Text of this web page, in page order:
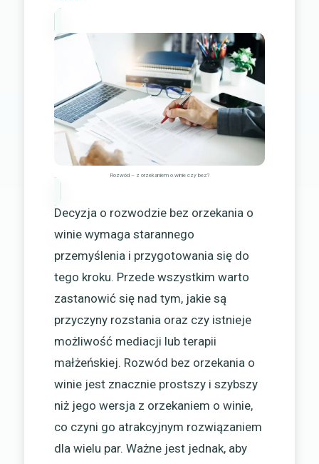
Rozwód – z orzekaniem o winie czy bez?
Decyzja o rozwodzie bez orzekania o
winie wymaga starannego
przemyślenia i przygotowania się do
tego kroku. Przede wszystkim warto
zastanowić się nad tym, jakie są
przyczyny rozstania oraz czy istnieje
możliwość mediacji lub terapii
małżeńskiej. Rozwód bez orzekania o
winie jest znacznie prostszy i szybszy
niż jego wersja z orzekaniem o winie,
co czyni go atrakcyjnym rozwiązaniem
dla wielu par. Ważne jest jednak, aby